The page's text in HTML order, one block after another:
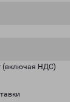
(включая НДС)